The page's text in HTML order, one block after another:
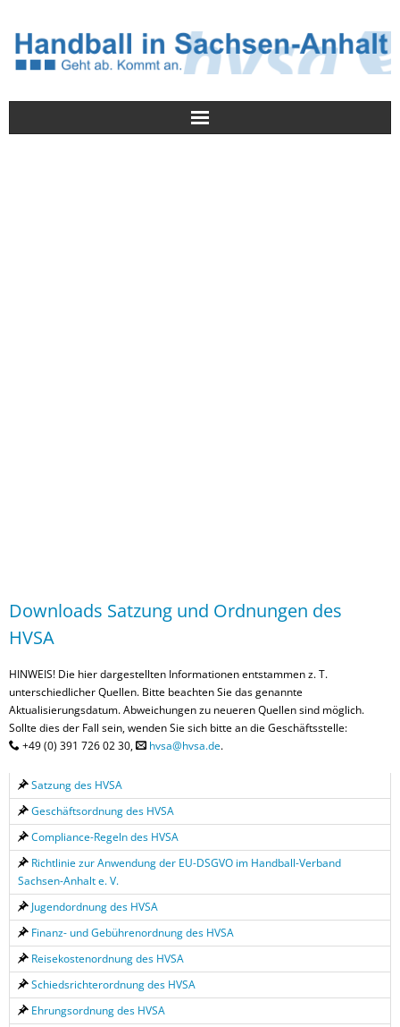
Downloads Satzung und Ordnungen des
HVSA
HINWEIS! Die hier dargestellten Informationen entstammen z. T.
unterschiedlicher Quellen. Bitte beachten Sie das genannte
Aktualisierungsdatum. Abweichungen zu neueren Quellen sind möglich.
Sollte dies der Fall sein, wenden Sie sich bitte an die Geschäftsstelle:
+49 (0) 391 726 02 30,
hvsa@hvsa.de.
Satzung des HVSA
Geschäftsordnung des HVSA
Compliance-Regeln des HVSA
Richtlinie zur Anwendung der EU-DSGVO im Handball-Verband
Sachsen-Anhalt e. V.
Jugendordnung des HVSA
Finanz- und Gebührenordnung des HVSA
Reisekostenordnung des HVSA
Schiedsrichterordnung des HVSA
Ehrungsordnung des HVSA